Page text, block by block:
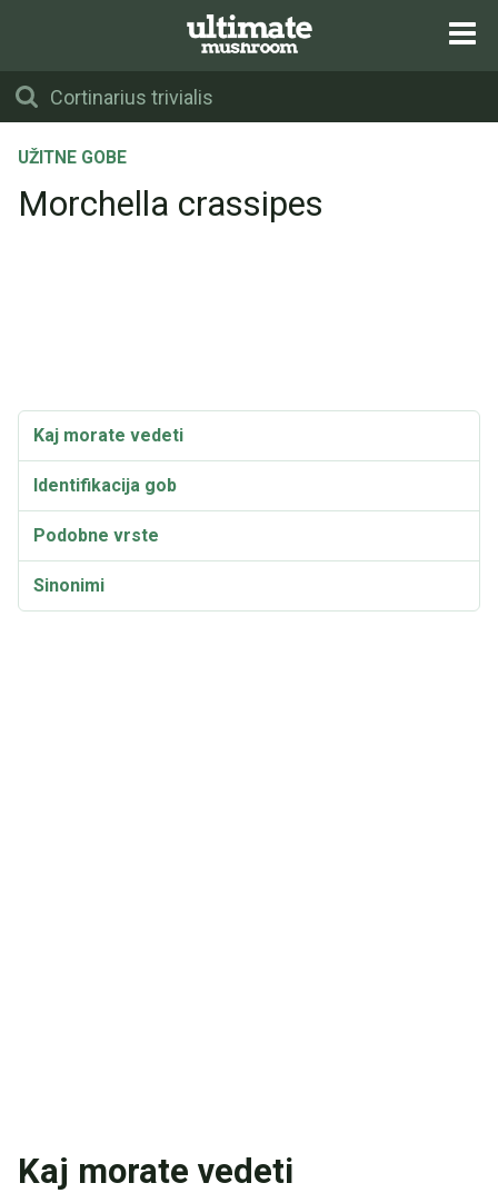
UŽITNE GOBE
Morchella crassipes
Kaj morate vedeti
Identifikacija gob
Podobne vrste
Sinonimi
Kaj morate vedeti